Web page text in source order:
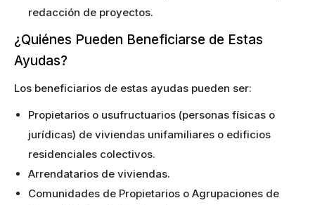
redacción de proyectos.
¿Quiénes Pueden Beneficiarse de Estas
Ayudas?
Los beneficiarios de estas ayudas pueden ser:
Propietarios o usufructuarios (personas físicas o
jurídicas) de viviendas unifamiliares o edificios
residenciales colectivos.
Arrendatarios de viviendas.
Comunidades de Propietarios o Agrupaciones de